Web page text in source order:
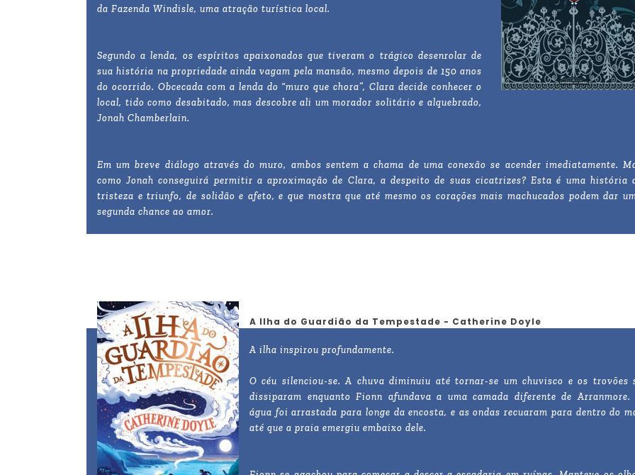
da Fazenda Windisle, uma atração turística local.
Segundo a lenda, os espíritos apaixonados que tiveram o trágico desenrolar de
sua história na propriedade ainda vagam pela mansão, mesmo depois de 150 anos
do ocorrido. Obcecada com a lenda do “muro que chora”, Clara decide conhecer o
local, tido como desabitado, mas descobre ali um morador solitário e alquebrado,
Jonah Chamberlain.
Em um breve diálogo através do muro, ambos sentem a chama de uma conexão se acender imediatamente.
como Jonah conseguirá permitir a aproximação de Clara, a despeito de suas cicatrizes? Esta é uma história
tristeza e triunfo, de solidão e afeto, e que mostra que até mesmo os corações mais machucados podem dar
segunda chance ao amor.
A Ilha do Guardião da Tempestade - Catherine Doyle
A ilha inspirou profundamente.
O céu silenciou-se. A chuva diminuiu até tornar-se um chuvisco e os trovões
dissiparam enquanto Fionn afundava a uma camada diferente de Arranmore.
água foi arrastada para longe da encosta, e as ondas recuaram para dentro do
até que a praia emergiu embaixo dele.